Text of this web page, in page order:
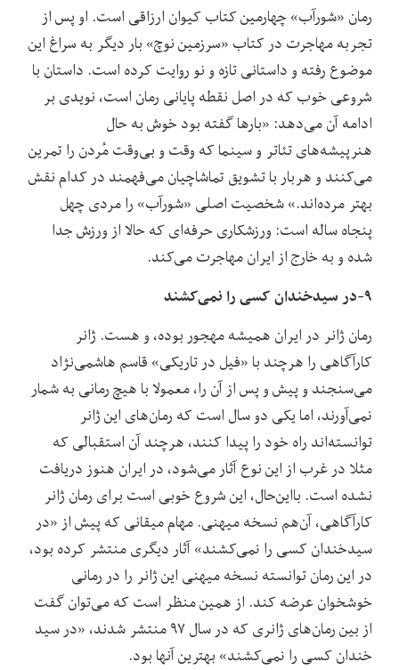
رمان «شورآب» چهارمین کتاب کیوان ارزاقی است. او پس از
تجربه مهاجرت در کتاب «سرزمین نوچ» بار دیگر به سراغ این
موضوع رفته و داستانی تازه و نو روایت کرده است. داستان با
شروعی خوب که در اصل نقطه پایانی رمان است، نویدی بر
ادامه‌ آن می‌دهد: «بارها گفته بود خوش به حال
هنرپیشه‌های تئاتر و سینما که وقت و بی‌وقت مُردن را تمرین
می‌کنند و هربار با تشویق تماشاچیان می‌فهمند در کدام نقش
بهتر مرده‌اند.» شخصیت اصلی «شورآب» را مردی چهل
پنجاه ساله است: ورزشکاری حرفه‌ای که حالا از ورزش جدا
شده و به خارج از ایران مهاجرت می‌کند.
۹-در سیدخندان کسی را نمی‌کشند
رمان ژانر در ایران همیشه مهجور بوده، و هست. ژانر
کارآگاهی را هرچند با «فیل در تاریکی» قاسم هاشمی‌نژاد
می‌سنجند و پیش و پس از آن را، معمولا با هیچ رمانی به شمار
نمی‌آورند، اما یکی دو سال است که رمان‌های این ژانر
توانسته‌اند راه خود را پیدا کنند، هرچند آن استقبالی که
مثلا در غرب از این نوع آثار می‌شود، در ایران هنوز دریافت
نشده است. بااین‌حال، این شروع خوبی است برای رمان ژانر
کارآگاهی، آن‌هم نسخه میهنی. مهام میقانی که پیش از «در
سیدخندان کسی را نمی‌کشند» آثار دیگری منتشر کرده بود،
در این رمان توانسته نسخه میهنی این ژانر را در رمانی
خوشخوان عرضه کند. از همین منظر است که می‌توان گفت
از بین رمان‌های ژانری که در سال ۹۷ منتشر شدند، «در سید
خندان کسی را نمی‌کشند» بهترین آنها بود.